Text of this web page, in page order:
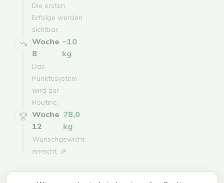
Die ersten
Erfolge werden
sichtbar.
Woche
8
−10
kg
Das
Punktesystem
wird zur
Routine.
Woche
12
78,0
kg
Wunschgewicht
erreicht. 🎉